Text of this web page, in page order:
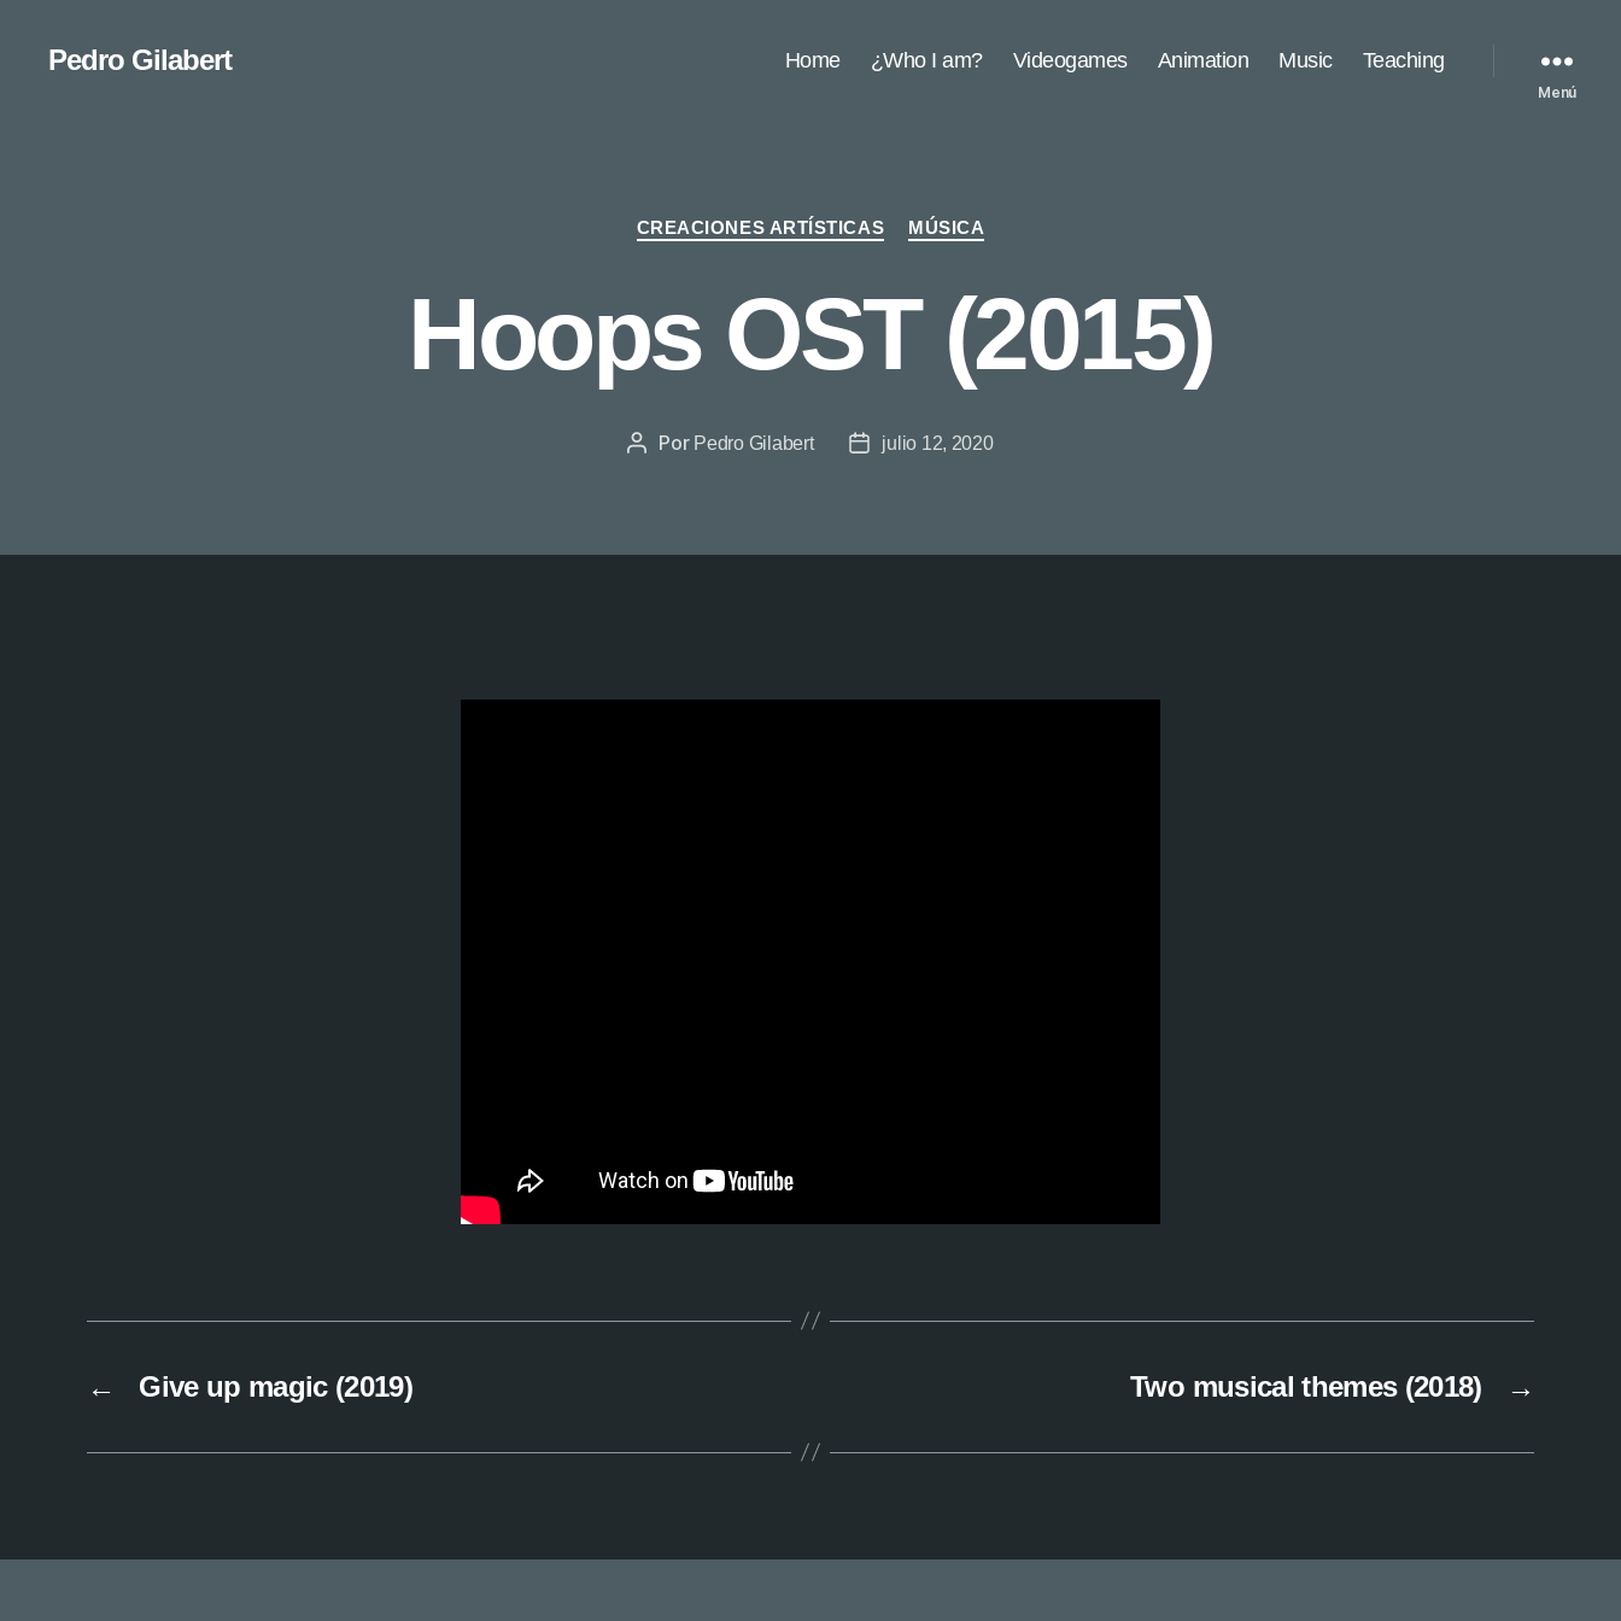
Pedro Gilabert Home ¿Who I am? Videogames Animation Music Teaching
Menú
Categorías
CREACIONES ARTÍSTICAS MÚSICA
Hoops OST (2015)
Autor
Por Pedro Gilabert
Fechajulio 12, 2020
← Give up magic (2019) →
Two musical themes (2018)